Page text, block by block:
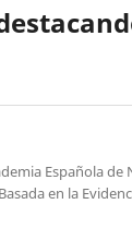
Española
en la